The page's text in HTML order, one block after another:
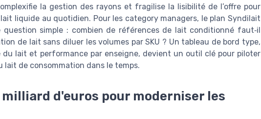
la gestion des rayons et fragilise la lisibilité de l’offre pour
liquide au quotidien. Pour les category managers, le plan Syndilait
question simple : combien de références de lait conditionné faut‑il
de lait sans diluer les volumes par SKU ? Un tableau de bord type,
lait et performance par enseigne, devient un outil clé pour piloter
lait de consommation dans le temps.
d'euros pour moderniser les